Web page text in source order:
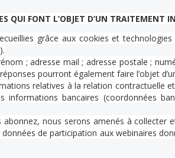
QUI FONT L’OBJET D’UN TRAITEMENT
grâce aux cookies et
; adresse mail ; adresse postale ;
pourront également faire l’objet
relatives à la relation contractuelle
bancaires (coordonnées
nous serons amenés à
de participation aux webinaires